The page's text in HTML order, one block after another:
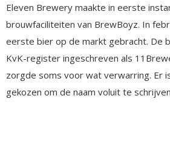
Eleven Brewery maakte in eerste
brouwfaciliteiten van BrewBoyz. In
eerste bier op de markt gebracht. De
KvK-register ingeschreven als
zorgde soms voor wat verwarring. Er
gekozen om de naam voluit te